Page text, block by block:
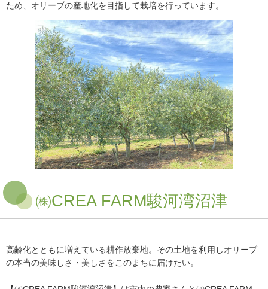
ため、オリーブの産地化を目指して栽培を行っています。
㈱CREA FARM駿河湾沼津
高齢化とともに増えている耕作放棄地。その土地を利用しオリーブ
の本当の美味しさ・美しさをこのまちに届けたい。